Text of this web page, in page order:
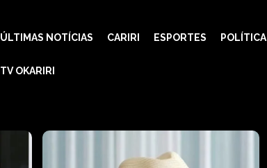
ÚLTIMAS NOTÍCIAS CARIRI ESPORTES POLÍTICA
TV OKARIRI